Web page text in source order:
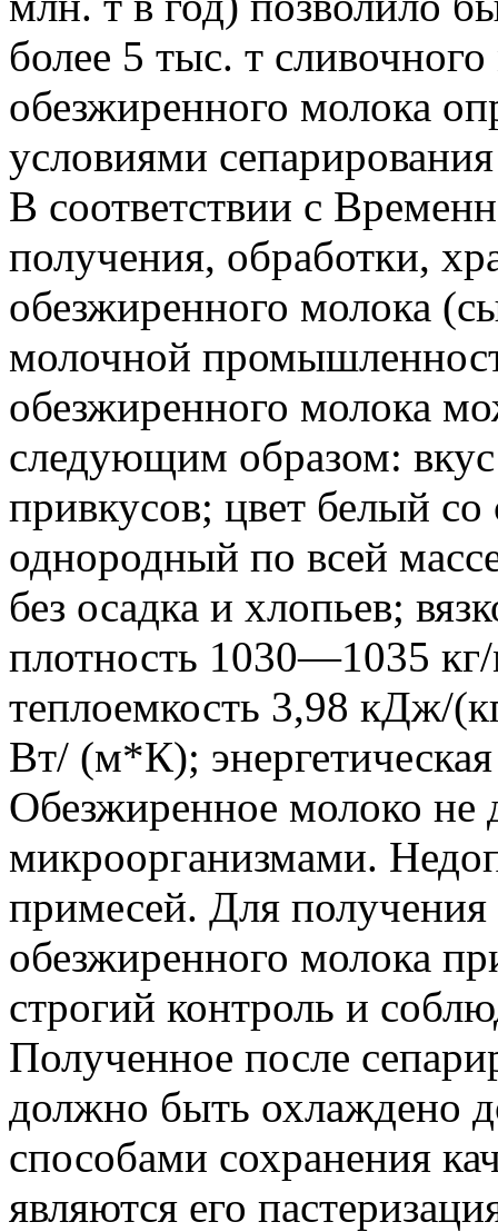
более 5 тыс. т
обезжиренного молока
условиями
В соответствии с
получения, обработки,
обезжиренного молока
молочной
обезжиренного молока
следующим образом:
привкусов; цвет белый со
однородный по всей
без осадка и хлопьев;
плотность 1030—1035
теплоемкость 3,98 кДж/
Вт/ (м*К);
Обезжиренное молоко не
микроорганизмами.
примесей. Для получения
обезжиренного молока
строгий контроль и
Полученное после
должно быть
способами сохранения
являются его